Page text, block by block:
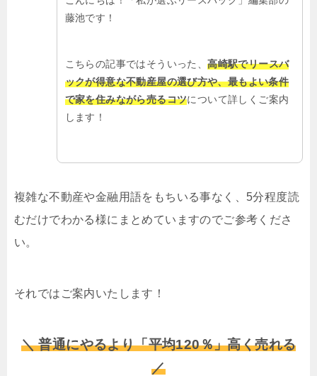
藤池です！
こちらの記事ではそういった、高崎駅でリースバ
ックが得意な不動産屋の選び方や、最もよい条件
で家を住みながら売るコツについて詳しくご案内
します！
複雑な不動産や金融用語をもちいる事なく、5分程度読
むだけでわかる様にまとめていますのでご参考くださ
い。
それではご案内いたします！
＼ 普通にやるより「平均120％」高く売れる
／